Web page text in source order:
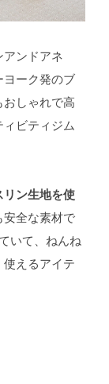
アンドアネ
ヨーク発のブ
おしゃれで高
ビティジム
リン生地を使
安全な素材で
いて、ねんね
えるアイテ